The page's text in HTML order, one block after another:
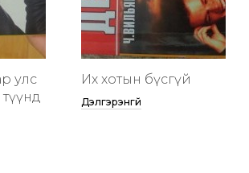
улс
Их хотын бүсгүй
Дэлгэрэнгүй